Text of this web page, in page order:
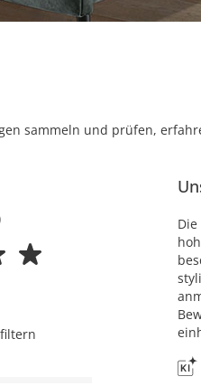
sammeln und prüfen,